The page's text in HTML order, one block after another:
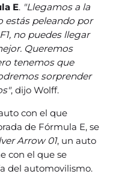
E. "Llegamos a la
estás peleando por
no puedes llegar
Queremos
tenemos que
sorprender
, dijo Wolff.
con el que
de Fórmula E, se
Arrow 01, un auto
con el que se
del automovilismo.